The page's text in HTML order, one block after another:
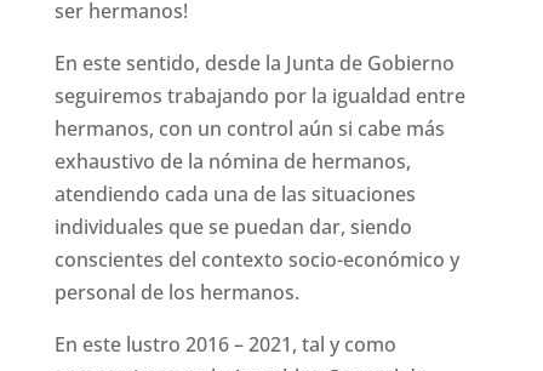
ser hermanos!
En este sentido, desde la Junta de Gobierno
seguiremos trabajando por la igualdad entre
hermanos, con un control aún si cabe más
exhaustivo de la nómina de hermanos,
atendiendo cada una de las situaciones
individuales que se puedan dar, siendo
conscientes del contexto socio-económico y
personal de los hermanos.
En este lustro 2016 – 2021, tal y como